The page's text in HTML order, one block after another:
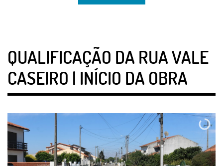
QUALIFICAÇÃO DA RUA VALE
CASEIRO | INÍCIO DA OBRA